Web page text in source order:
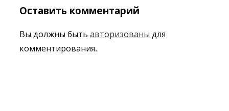
Оставить комментарий
Вы должны быть авторизованы для
комментирования.